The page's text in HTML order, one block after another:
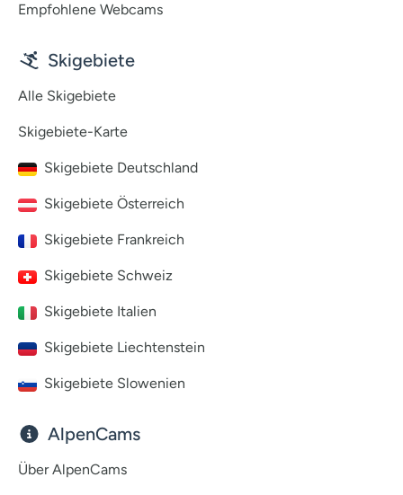
Empfohlene Webcams
Skigebiete
Alle Skigebiete
Skigebiete-Karte
Skigebiete Deutschland
Skigebiete Österreich
Skigebiete Frankreich
Skigebiete Schweiz
Skigebiete Italien
Skigebiete Liechtenstein
Skigebiete Slowenien
AlpenCams
Über AlpenCams